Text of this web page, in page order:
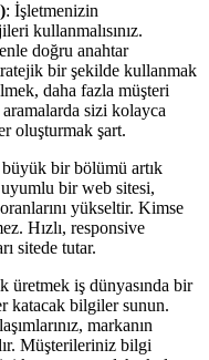
: İşletmenizin
kullanmalısınız.
doğru anahtar
bir şekilde kullanmak
daha fazla müşteri
sizi kolayca
oluşturmak şart.
bir bölümü artık
bir web sitesi,
yükseltir. Kimse
Hızlı, responsive
sitede tutar.
üretmek iş dünyasında bir
katacak bilgiler sunun.
markanın
Müşterileriniz bilgi